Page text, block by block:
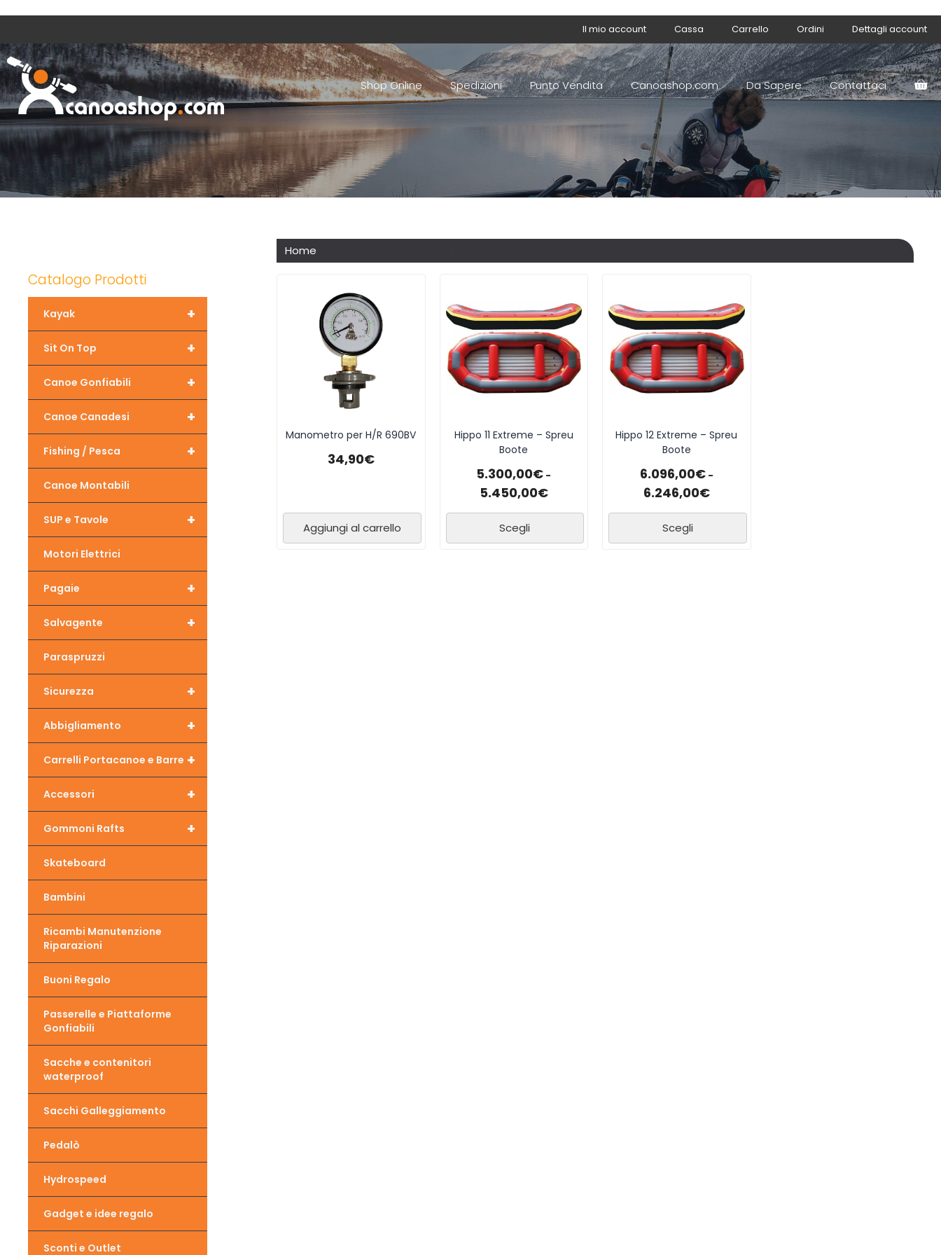
Il mio account Cassa Carrello Ordini Dettagli account
Shop Online Spedizioni Punto Vendita Canoashop.com Da Sapere Contattaci
Home
Manometro per H/R 690BV
34,90€
Aggiungi al carrello
Hippo 11 Extreme – Spreu
Boote
5.300,00€ -
5.450,00€
Scegli
Hippo 12 Extreme – Spreu
Boote
6.096,00€ -
6.246,00€
Scegli
Catalogo Prodotti
+
Kayak
+
Sit On Top
+
Canoe Gonfiabili
+
Canoe Canadesi
+
Fishing / Pesca
Canoe Montabili
+
SUP e Tavole
Motori Elettrici
+
Pagaie
+
Salvagente
Paraspruzzi
+
Sicurezza
+
Abbigliamento
+
Carrelli Portacanoe e Barre
+
Accessori
+
Gommoni Rafts
Skateboard
Bambini
Ricambi Manutenzione
Riparazioni
Buoni Regalo
Passerelle e Piattaforme
Gonfiabili
Sacche e contenitori
waterproof
Sacchi Galleggiamento
Pedalò
Hydrospeed
Gadget e idee regalo
Sconti e Outlet